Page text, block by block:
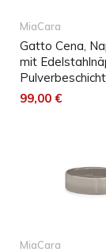
MiaCara
Gatto Cena,
mit
99,00 €
MiaCara